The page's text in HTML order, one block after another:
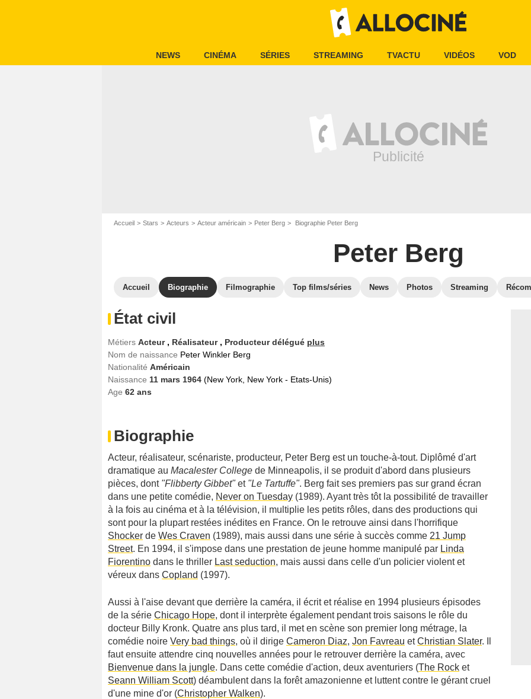
NEWS CINÉMA SÉRIES STREAMING TVACTU VIDÉOS VOD
Accueil Stars Acteurs Acteur américain Peter Berg Biographie Peter Berg
Peter Berg
Accueil Biographie Filmographie Top films/séries News Photos Streaming
État civil
Métiers Acteur , Réalisateur , Producteur délégué plus
Nom de naissance Peter Winkler Berg
Nationalité Américain
Naissance 11 mars 1964 (New York, New York - Etats-Unis)
Age 62 ans
Biographie
Acteur, réalisateur, scénariste, producteur, Peter Berg est un touche-à-tout. Diplômé d'art
dramatique au Macalester College de Minneapolis, il se produit d'abord dans plusieurs
pièces, dont "Flibberty Gibbet"et "Le Tartuffe". Berg fait ses premiers pas sur grand écran
dans une petite comédie, Never on Tuesday (1989). Ayant très tôt la possibilité de travailler
à la fois au cinéma et à la télévision, il multiplie les petits rôles, dans des productions qui
sont pour la plupart restées inédites en France. On le retrouve ainsi dans l'horrifique
Shocker de Wes Craven (1989), mais aussi dans une série à succès comme 21 Jump
Street. En 1994, il s'impose dans une prestation de jeune homme manipulé par Linda
Fiorentino dans le thriller Last seduction, mais aussi dans celle d'un policier violent et
véreux dans Copland (1997).
Aussi à l'aise devant que derrière la caméra, il écrit et réalise en 1994 plusieurs épisodes
de la série Chicago Hope, dont il interprète également pendant trois saisons le rôle du
docteur Billy Kronk. Quatre ans plus tard, il met en scène son premier long métrage, la
comédie noire Very bad things, où il dirige Cameron Diaz, Jon Favreau etChristian Slater. Il
faut ensuite attendre cinq nouvelles années pour le retrouver derrière la caméra, avec
Bienvenue dans la jungle. Dans cette comédie d'action, deux aventuriers (The Rock et
Seann William Scott) déambulent dans la forêt amazonienne et luttent contre le gérant cruel
d'une mine d'or (Christopher Walken).